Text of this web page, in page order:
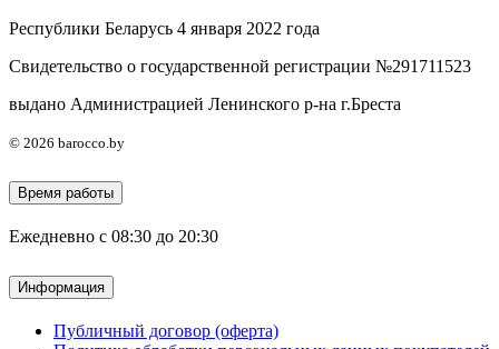
Республики Беларусь 4 января 2022 года
Свидетельство о государственной регистрации №291711523
выдано Администрацией Ленинского р-на г.Бреста
© 2026 barocco.by
Время работы
Ежедневно с 08:30 до 20:30
Информация
Публичный договор (оферта)